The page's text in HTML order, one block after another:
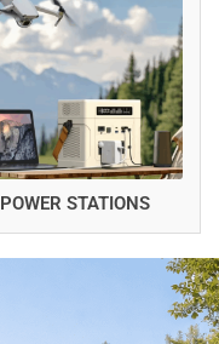
POWER STATIONS